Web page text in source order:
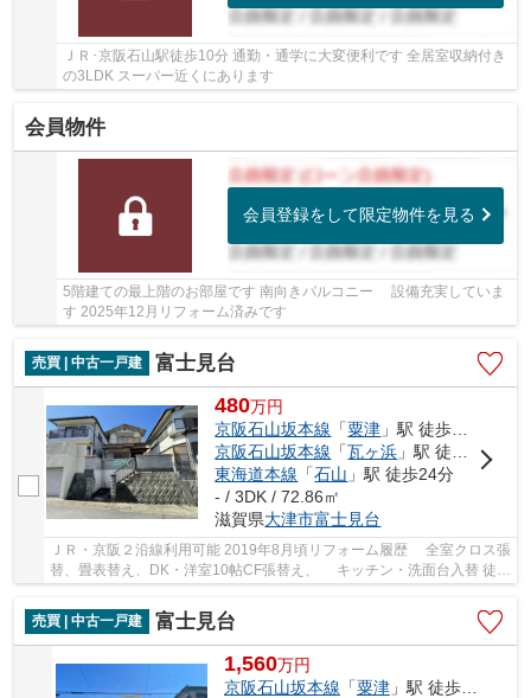
ＪＲ･京阪石山駅徒歩10分 通勤・通学に大変便利です 全居室収納付き
の3LDK スーパー近くにあります
会員物件
会員登録をして限定物件を見る
5階建ての最上階のお部屋です 南向きバルコニー 設備充実していま
す 2025年12月リフォーム済みです
売買 | 中古一戸建 富士見台
480万円
京阪石山坂本線 「粟津 」駅 徒歩16分
京阪石山坂本線 「瓦ヶ浜 」駅 徒歩20分
東海道本線 「石山 」駅 徒歩24分
- / 3DK / 72.86㎡
滋賀県大津市富士見台
ＪＲ・京阪２沿線利用可能 2019年8月頃リフォーム履歴 全室クロス張
替、畳表替え、DK・洋室10帖CF張替え、 キッチン・洗面台入替 徒歩
売買 | 中古一戸建
富士見台
1,560万円
京阪石山坂本線 「粟津」駅 徒歩13分